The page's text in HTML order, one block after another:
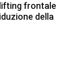
frontale
della